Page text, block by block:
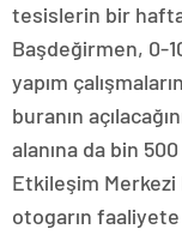
tesislerin bir
Başdeğirmen, 0-
yapım
buranın
alanına da bin
Etkileşim Merkezi
otogarın